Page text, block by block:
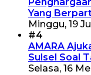
Yang
Minggu, 19
#4
AMARA
Sulsel Soal
Selasa, 16